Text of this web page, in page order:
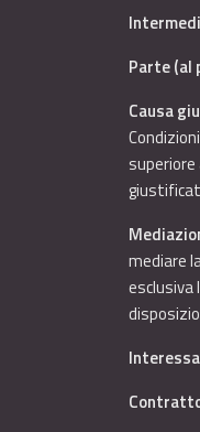
Parte (al
Causa
mediare